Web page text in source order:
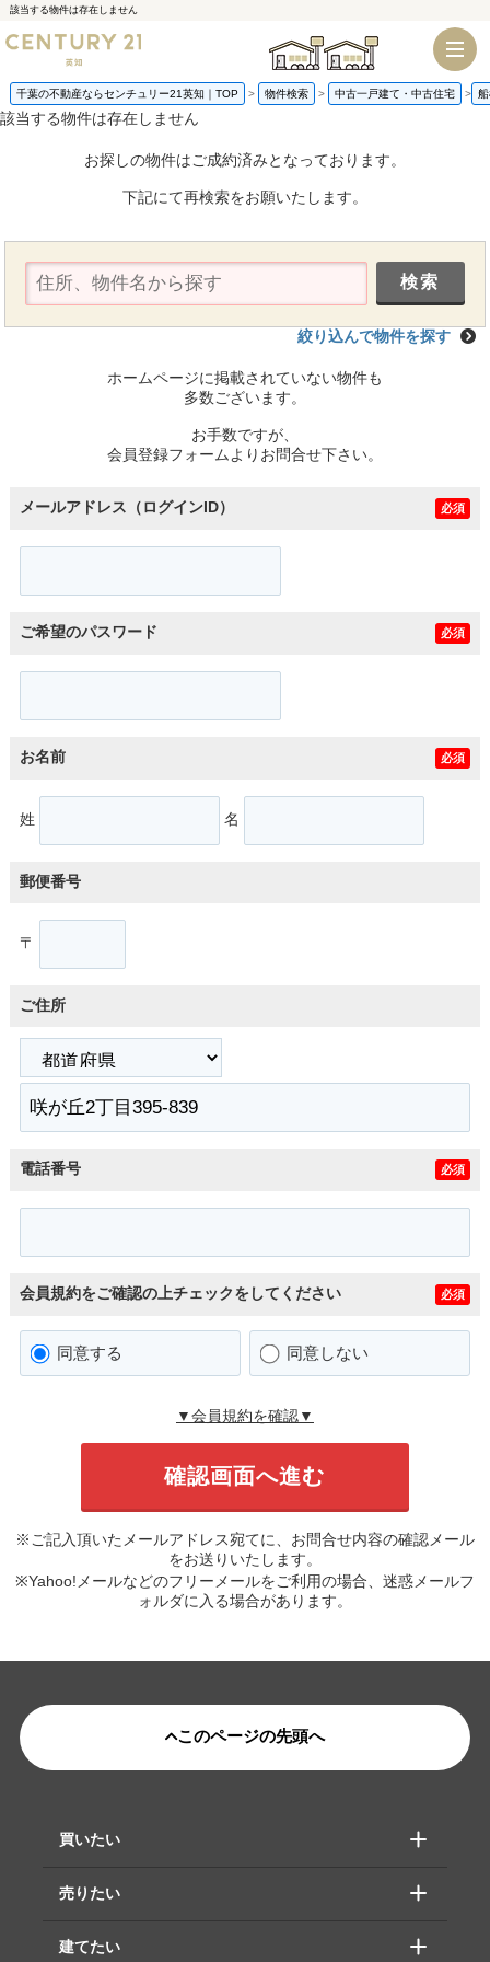
該当する物件は存在しません
千葉店 船橋店
千葉の不動産ならセンチュリー21英知｜TOP 物件検索 中古一戸建て・中古住宅
該当する物件は存在しません
お探しの物件はご成約済みとなっております。
下記にて再検索をお願いたします。
絞り込んで物件を探す
ホームページに掲載されていない物件も
多数ございます。
お手数ですが、
会員登録フォームよりお問合せ下さい。
メールアドレス（ログインID） 必須
ご希望のパスワード 必須
お名前 必須
姓 名
郵便番号
〒
ご住所
電話番号 必須
会員規約をご確認の上チェックをしてください 必須
同意する 同意しない
▼会員規約を確認▼
※ご記入頂いたメールアドレス宛てに、お問合せ内容の確認メール
をお送りいたします。
※Yahoo!メールなどのフリーメールをご利用の場合、迷惑メールフ
ォルダに入る場合があります。
このページの先頭へ
買いたい
売りたい
建てたい